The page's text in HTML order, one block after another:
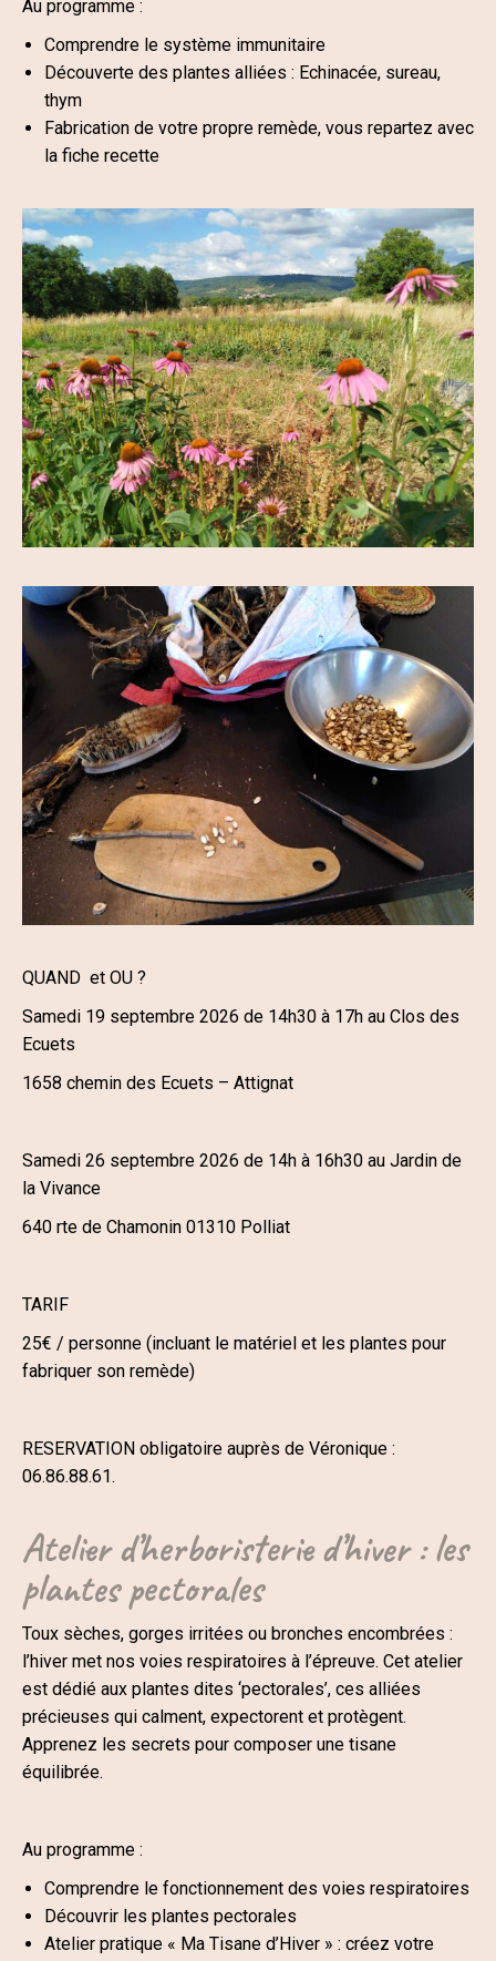
Au programme :
Comprendre le système immunitaire
Découverte des plantes alliées : Echinacée, sureau,
thym
Fabrication de votre propre remède, vous repartez avec
la fiche recette
QUAND et OU ?
Samedi 19 septembre 2026 de 14h30 à 17h au Clos des
Ecuets
1658 chemin des Ecuets – Attignat
Samedi 26 septembre 2026 de 14h à 16h30 au Jardin de
la Vivance
640 rte de Chamonin 01310 Polliat
TARIF
25€ / personne (incluant le matériel et les plantes pour
fabriquer son remède)
RESERVATION obligatoire auprès de Véronique :
06.86.88.61.
Atelier d’herboristerie d’hiver : les
plantes pectorales
Toux sèches, gorges irritées ou bronches encombrées :
l’hiver met nos voies respiratoires à l’épreuve. Cet atelier
est dédié aux plantes dites ‘pectorales’, ces alliées
précieuses qui calment, expectorent et protègent.
Apprenez les secrets pour composer une tisane
équilibrée.
Au programme :
Comprendre le fonctionnement des voies respiratoires
Découvrir les plantes pectorales
Atelier pratique « Ma Tisane d’Hiver » : créez votre